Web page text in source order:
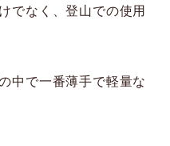
でなく、登山での使用
中で一番薄手で軽量な